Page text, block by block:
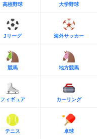
高校野球 大学野球
Jリーグ 海外サッカー
競馬 地方競馬
フィギュア カーリング
テニス 卓球